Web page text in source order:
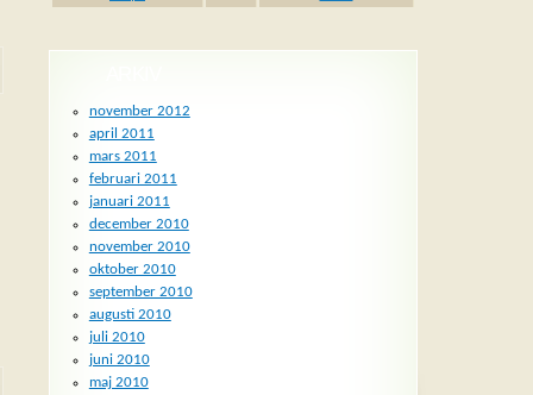
november 2012
april 2011
mars 2011
februari 2011
januari 2011
december 2010
november 2010
oktober 2010
september 2010
augusti 2010
juli 2010
juni 2010
maj 2010